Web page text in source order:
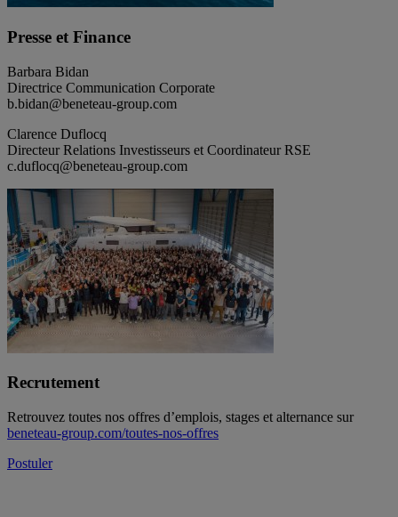
Presse et Finance
Barbara Bidan
Directrice Communication Corporate
b.bidan@beneteau-group.com
Clarence Duflocq
Directeur Relations Investisseurs et Coordinateur RSE
c.duflocq@beneteau-group.com
Recrutement
Retrouvez toutes nos offres d’emplois, stages et alternance sur
beneteau-group.com/toutes-nos-offres
Postuler